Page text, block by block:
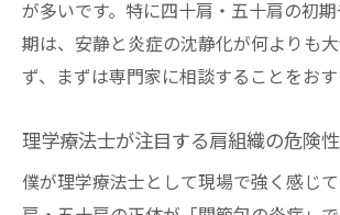
が多いです。特に四十肩・五十肩の初
期は、安静と炎症の沈静化が何よりも
ず、まずは専門家に相談することをおす
理学療法士が注目する肩組織の危険性
僕が理学療法士として現場で強く感じ